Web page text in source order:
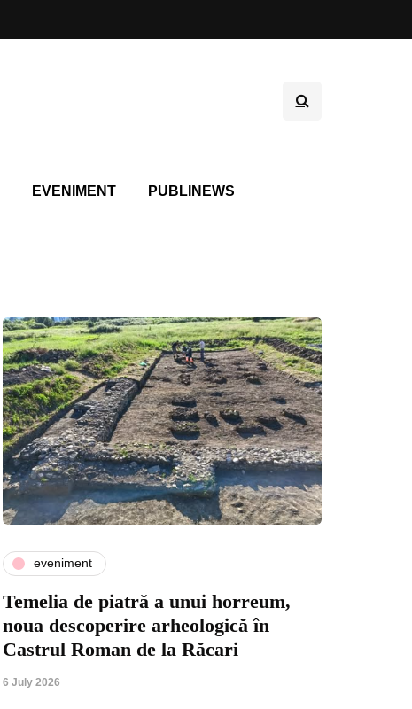
EVENIMENT PUBLINEWS
eveniment
Temelia de piatră a unui horreum,
noua descoperire arheologică în
Castrul Roman de la Răcari
6 July 2026